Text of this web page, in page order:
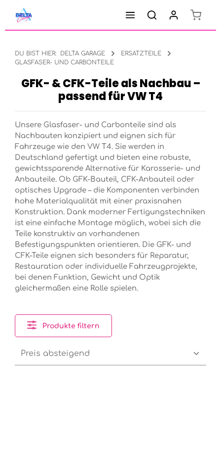
Zum Hauptinhalt springen
DU BIST HIER: DELTA GARAGE
ERSATZTEILE
GLASFASER- UND CARBONTEILE
GFK- & CFK-Teile als Nachbau –
passend für VW T4
Unsere Glasfaser- und Carbonteile sind als
Nachbauten konzipiert und eignen sich für
Fahrzeuge wie den VW T4. Sie werden in
Deutschland gefertigt und bieten eine robuste,
gewichtssparende Alternative für Karosserie- und
Anbauteile. Ob GFK-Bauteil, CFK-Anbauteil oder
optisches Upgrade – die Komponenten verbinden
hohe Materialqualität mit einer praxisnahen
Konstruktion. Dank moderner Fertigungstechniken
ist eine einfache Montage möglich, wobei sich die
Teile konstruktiv an vorhandenen
Befestigungspunkten orientieren. Die GFK- und
CFK-Teile eignen sich besonders für Reparatur,
Restauration oder individuelle Fahrzeugprojekte,
bei denen Funktion, Gewicht und Optik
gleichermaßen eine Rolle spielen.
Produkte filtern